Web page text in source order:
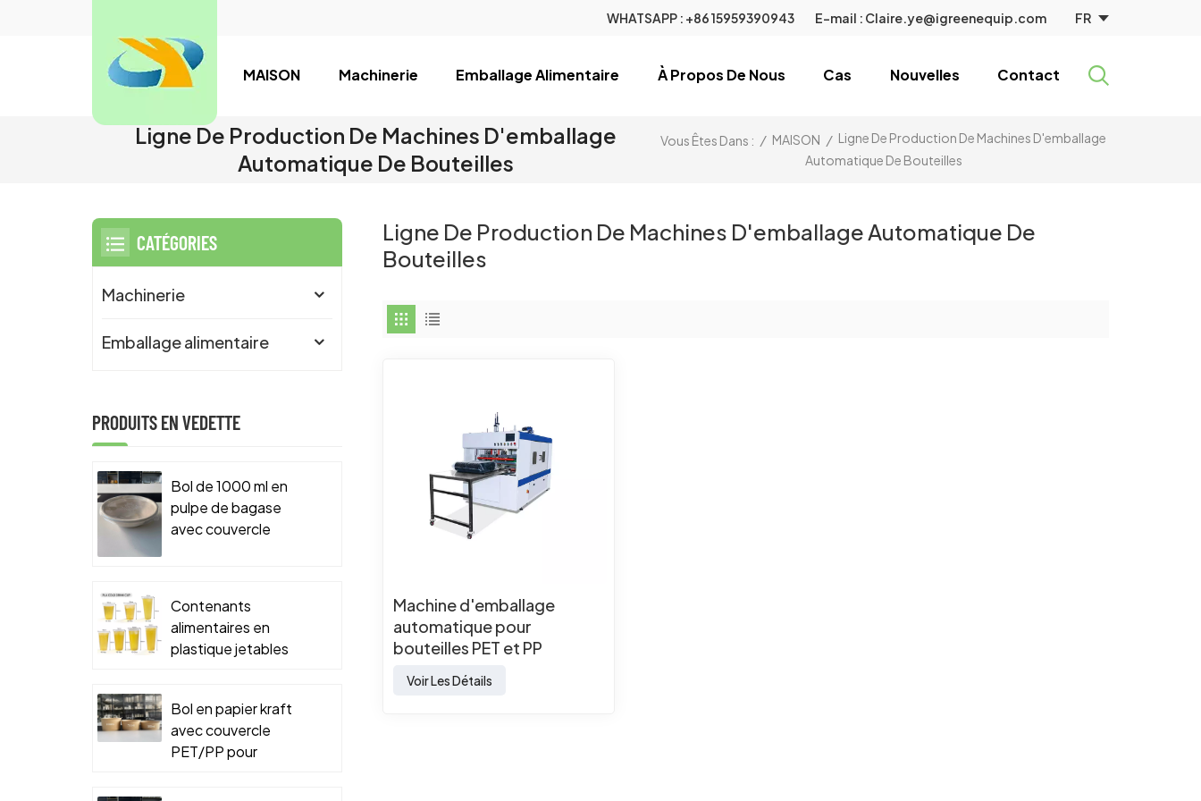
WHATSAPP : +86 15959390943 E-mail : Claire.ye@igreenequip.com FR
MAISON Machinerie Emballage Alimentaire À Propos De Nous Cas Nouvelles Contact
Ligne De Production De Machines D'emballage
Automatique De Bouteilles
Vous Êtes Dans : / MAISON / Ligne De Production De Machines D'emballage
Automatique De Bouteilles
Ligne De Production De Machines D'emballage Automatique De
Bouteilles
Machine d'emballage
automatique pour
bouteilles PET et PP
Voir Les Détails
CATÉGORIES
Machinerie
Emballage alimentaire
PRODUITS EN VEDETTE
Bol de 1000 ml en
pulpe de bagase
avec couvercle
emporter
Contenants
alimentaires en
plastique jetables
Bol en papier kraft
avec couvercle
PET/PP pour